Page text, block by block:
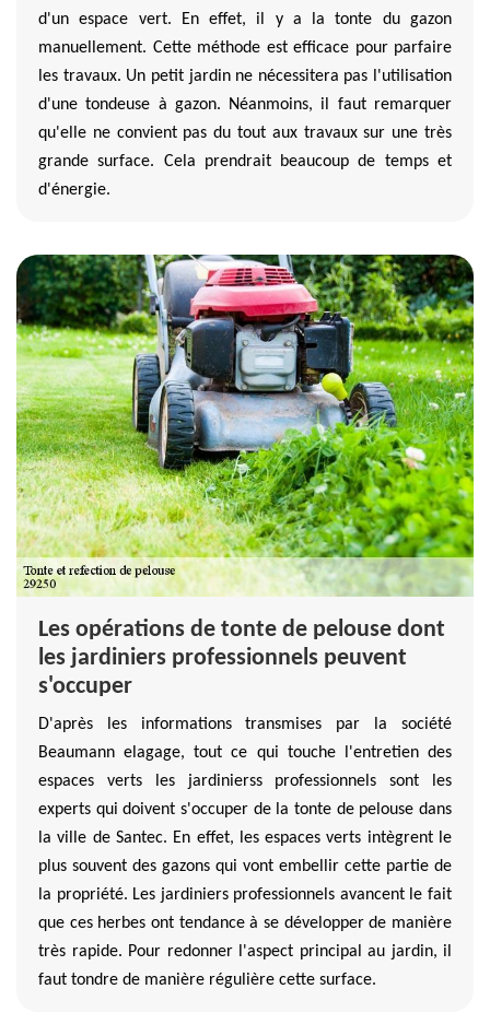
d'un espace vert. En effet, il y a la tonte du gazon
manuellement. Cette méthode est efficace pour parfaire
les travaux. Un petit jardin ne nécessitera pas l'utilisation
d'une tondeuse à gazon. Néanmoins, il faut remarquer
qu'elle ne convient pas du tout aux travaux sur une très
grande surface. Cela prendrait beaucoup de temps et
d'énergie.
Les opérations de tonte de pelouse dont
les jardiniers professionnels peuvent
s'occuper
D'après les informations transmises par la société
Beaumann elagage, tout ce qui touche l'entretien des
espaces verts les jardinierss professionnels sont les
experts qui doivent s'occuper de la tonte de pelouse dans
la ville de Santec. En effet, les espaces verts intègrent le
plus souvent des gazons qui vont embellir cette partie de
la propriété. Les jardiniers professionnels avancent le fait
que ces herbes ont tendance à se développer de manière
très rapide. Pour redonner l'aspect principal au jardin, il
faut tondre de manière régulière cette surface.